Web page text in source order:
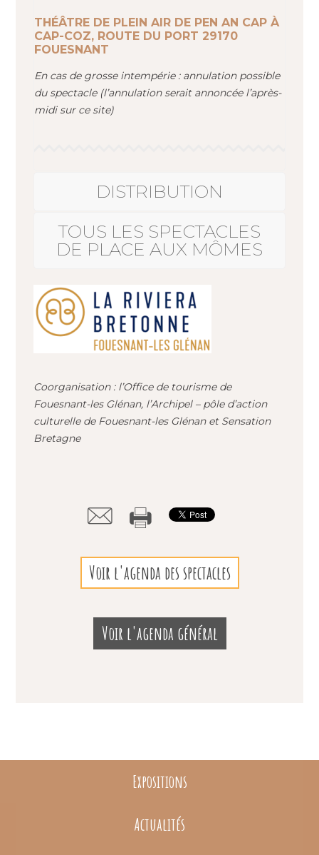
THÉÂTRE DE PLEIN AIR DE PEN AN CAP À
CAP-COZ, ROUTE DU PORT 29170
FOUESNANT
En cas de grosse intempérie : annulation possible
du spectacle (l’annulation serait annoncée l’après-
midi sur ce site)
DISTRIBUTION
TOUS LES SPECTACLES
DE PLACE AUX MÔMES
Coorganisation : l’Office de tourisme de
Fouesnant-les Glénan, l’Archipel – pôle d’action
culturelle de Fouesnant-les Glénan et Sensation
Bretagne
Voir l'agenda des spectacles
Voir l'agenda général
Expositions
Actualités